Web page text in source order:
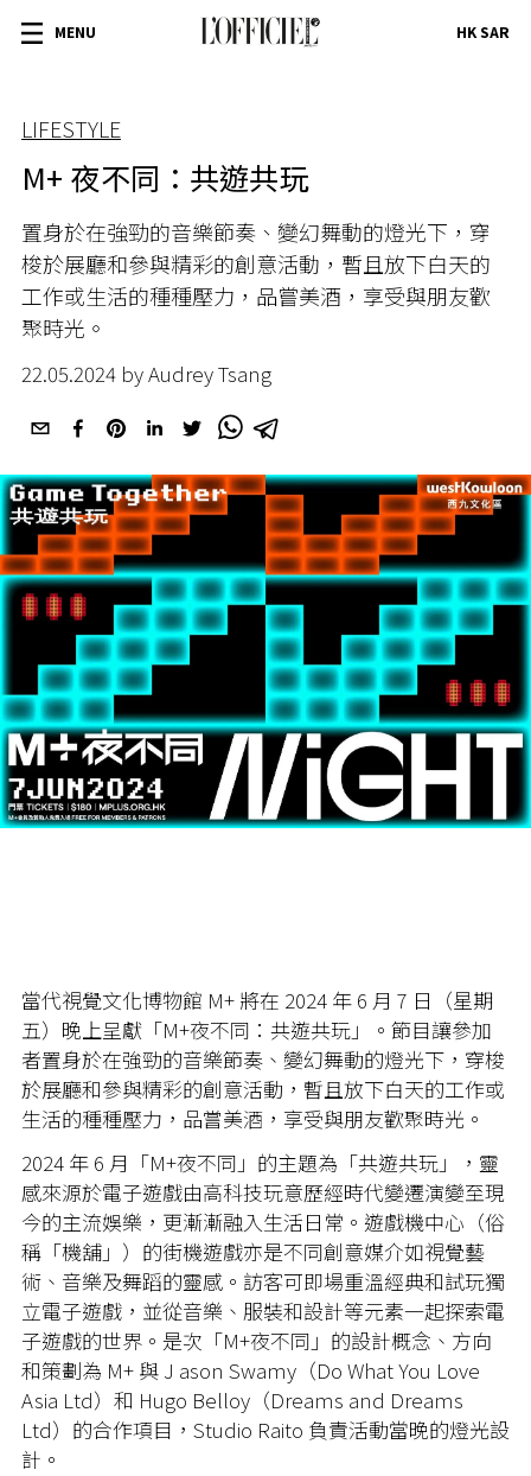
MENU HK SAR
LIFESTYLE
M+ 夜不同：共遊共玩
置身於在強勁的音樂節奏、變幻舞動的燈光下，穿
梭於展廳和參與精彩的創意活動，暫且放下白天的
工作或生活的種種壓力，品嘗美酒，享受與朋友歡
聚時光。
22.05.2024 by Audrey Tsang
當代視覺文化博物館 M+ 將在 2024 年 6 月 7 日（星期
五）晚上呈獻「M+夜不同：共遊共玩」。節目讓參加
者置身於在強勁的音樂節奏、變幻舞動的燈光下，穿梭
於展廳和參與精彩的創意活動，暫且放下白天的工作或
生活的種種壓力，品嘗美酒，享受與朋友歡聚時光。
2024 年 6 月「M+夜不同」的主題為「共遊共玩」，靈
感來源於電子遊戲由高科技玩意歷經時代變遷演變至現
今的主流娛樂，更漸漸融入生活日常。遊戲機中心（俗
稱「機舖」）的街機遊戲亦是不同創意媒介如視覺藝
術、音樂及舞蹈的靈感。訪客可即場重溫經典和試玩獨
立電子遊戲，並從音樂、服裝和設計等元素一起探索電
子遊戲的世界。是次「M+夜不同」的設計概念、方向
和策劃為 M+ 與 J ason Swamy（Do What You Love
Asia Ltd）和 Hugo Belloy（Dreams and Dreams
Ltd）的合作項目，Studio Raito 負責活動當晚的燈光設
計。